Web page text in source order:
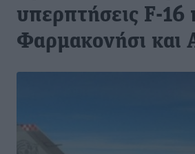
υπερπτήσεις F-
Φαρμακονήσι και